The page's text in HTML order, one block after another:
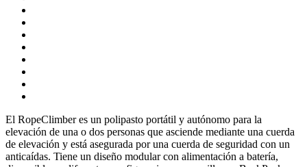
El RopeClimber es un polipasto portátil y autónomo para la
elevación de una o dos personas que asciende mediante una cuerda
de elevación y está asegurada por una cuerda de seguridad con un
anticaídas. Tiene un diseño modular con alimentación a batería,